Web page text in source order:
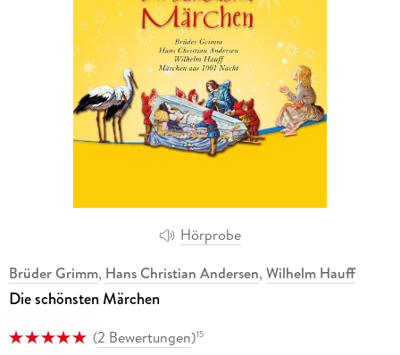
Hörprobe
Brüder Grimm, Hans Christian Andersen, Wilhelm Hauff
Die schönsten Märchen
(2 Bewertungen)15